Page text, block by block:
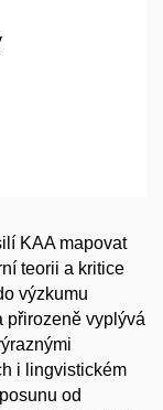
KAA mapovat
teorii a kritice
výzkumu
přirozeně vyplývá
i lingvistickém
od